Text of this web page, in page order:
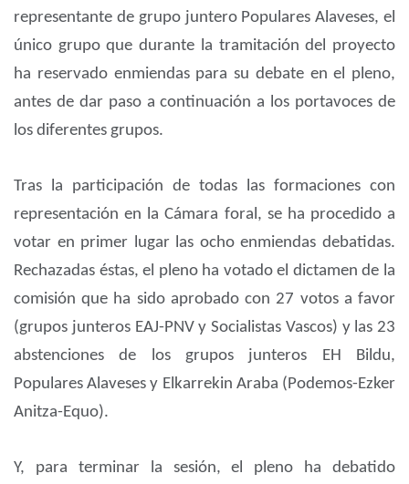
representante de grupo juntero Populares Alaveses, el
único grupo que durante la tramitación del proyecto
ha reservado enmiendas para su debate en el pleno,
antes de dar paso a continuación a los portavoces de
los diferentes grupos.
Tras la participación de todas las formaciones con
representación en la Cámara foral, se ha procedido a
votar en primer lugar las ocho enmiendas debatidas.
Rechazadas éstas, el pleno ha votado el dictamen de la
comisión que ha sido aprobado con 27 votos a favor
(grupos junteros EAJ-PNV y Socialistas Vascos) y las 23
abstenciones de los grupos junteros EH Bildu,
Populares Alaveses y Elkarrekin Araba (Podemos-Ezker
Anitza-Equo).
Y, para terminar la sesión, el pleno ha debatido